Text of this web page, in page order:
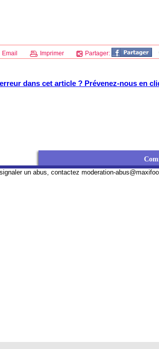
Email Imprimer Partager:
dans cet article ? Prévenez-nous en
un abus, contactez moderation-